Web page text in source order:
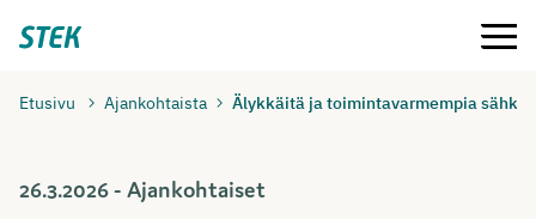
suoraan
Stek Valikko
Etusivu Ajankohtaista Älykkäitä ja toimintavarmempia
26.3.2026 - Ajankohtaiset